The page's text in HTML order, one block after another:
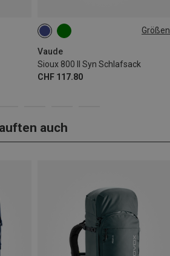
Größen
Vaude
Sioux 800 II Syn Schlafsack
CHF 117.80
MAX. 190CM | LEFT
MAX. 190CM | RIGHT
auch